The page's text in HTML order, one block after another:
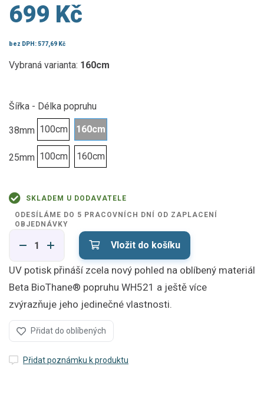
UV potisk přináší zcela nový pohled na oblíbený materiál
Beta BioThane® popruhu WH521 a ještě více
zvýrazňuje jeho jedinečné vlastnosti.
699 Kč
bez DPH:577,69 Kč
Vybraná varianta: 160cm
Šířka - Délka popruhu
38mm 100cm 160cm
25mm 100cm 160cm
Vložit do košíku
Přidat do oblíbených
Přidat poznámku k produktu
SKLADEM U DODAVATELE
ODESÍLÁME DO 5 PRACOVNÍCH DNÍ OD ZAPLACENÍ
OBJEDNÁVKY